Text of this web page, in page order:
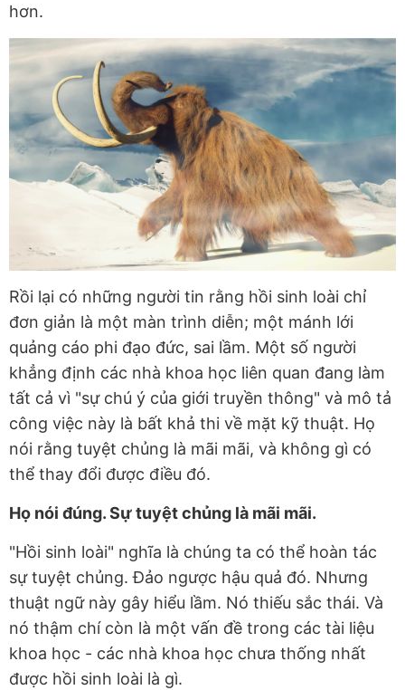
hơn.
Rồi lại có những người tin rằng hồi sinh loài chỉ
đơn giản là một màn trình diễn; một mánh lới
quảng cáo phi đạo đức, sai lầm. Một số người
khẳng định các nhà khoa học liên quan đang làm
tất cả vì "sự chú ý của giới truyền thông" và mô tả
công việc này là bất khả thi về mặt kỹ thuật. Họ
nói rằng tuyệt chủng là mãi mãi, và không gì có
thể thay đổi được điều đó.
Họ nói đúng. Sự tuyệt chủng là mãi mãi.
"Hồi sinh loài" nghĩa là chúng ta có thể hoàn tác
sự tuyệt chủng. Đảo ngược hậu quả đó. Nhưng
thuật ngữ này gây hiểu lầm. Nó thiếu sắc thái. Và
nó thậm chí còn là một vấn đề trong các tài liệu
khoa học - các nhà khoa học chưa thống nhất
được hồi sinh loài là gì.